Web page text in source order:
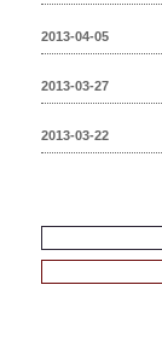
2013-04-05
2013-03-27
2013-03-22